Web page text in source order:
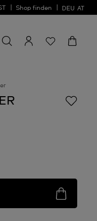
Shop finden DEU AT
etwas
suchen